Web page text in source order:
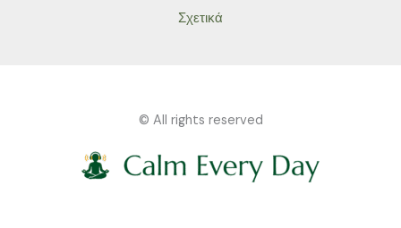
Σχετικά
© All rights reserved